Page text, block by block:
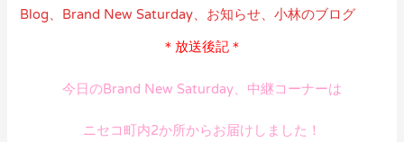
Blog、 Brand New Saturday、 お知らせ、小林のブログ
＊放送後記＊
今日のBrand New Saturday、中継コーナーは
ニセコ町内2か所からお届けしました！